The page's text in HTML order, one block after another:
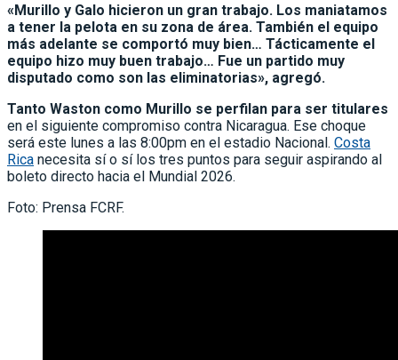
«Murillo y Galo hicieron un gran trabajo. Los maniatamos
a tener la pelota en su zona de área. También el equipo
más adelante se comportó muy bien… Tácticamente el
equipo hizo muy buen trabajo… Fue un partido muy
disputado como son las eliminatorias», agregó.
Tanto Waston como Murillo se perfilan para ser titulares
en el siguiente compromiso contra Nicaragua. Ese choque
será este lunes a las 8:00pm en el estadio Nacional. Costa
Rica necesita sí o sí los tres puntos para seguir aspirando al
boleto directo hacia el Mundial 2026.
Foto: Prensa FCRF.